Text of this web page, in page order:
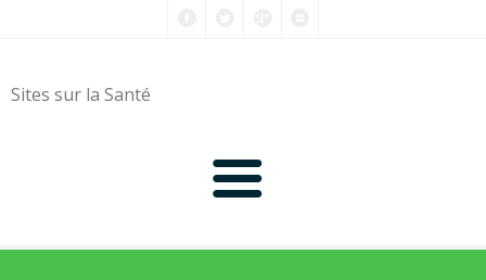
Sites sur la Santé
0-9